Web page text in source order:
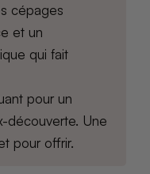
cépages
et un
qui fait
pour un
découverte. Une
pour offrir.